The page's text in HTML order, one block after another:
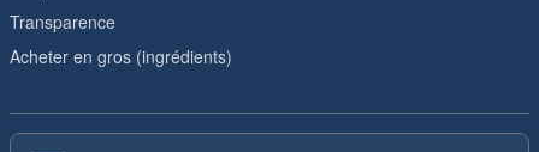
Transparence
Acheter en gros (ingrédients)